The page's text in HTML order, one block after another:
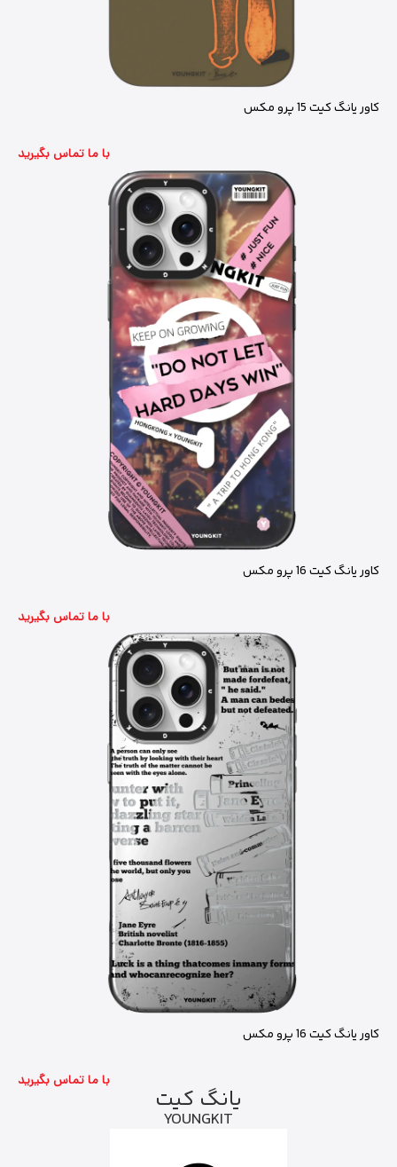
کاور یانگ کیت 15 پرو مکس
با ما تماس بگیرید
کاور یانگ کیت 16 پرو مکس
با ما تماس بگیرید
کاور یانگ کیت 16 پرو مکس
با ما تماس بگیرید
یانگ کیت
YOUNGKIT